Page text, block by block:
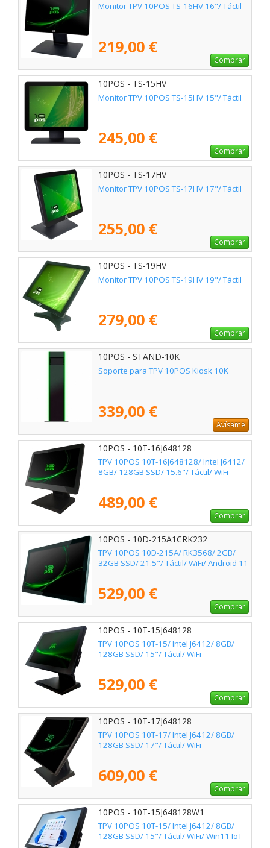
Monitor TPV 10POS TS-16HV 16"/ Táctil
219,00 €
Comprar
10POS - TS-15HV
Monitor TPV 10POS TS-15HV 15"/ Táctil
245,00 €
Comprar
10POS - TS-17HV
Monitor TPV 10POS TS-17HV 17"/ Táctil
255,00 €
Comprar
10POS - TS-19HV
Monitor TPV 10POS TS-19HV 19"/ Táctil
279,00 €
Comprar
10POS - STAND-10K
Soporte para TPV 10POS Kiosk 10K
339,00 €
Avísame
10POS - 10T-16J648128
TPV 10POS 10T-16J648128/ Intel J6412/
8GB/ 128GB SSD/ 15.6"/ Táctil/ WiFi
489,00 €
Comprar
10POS - 10D-215A1CRK232
TPV 10POS 10D-215A/ RK3568/ 2GB/
32GB SSD/ 21.5"/ Táctil/ WiFi/ Android 11
529,00 €
Comprar
10POS - 10T-15J648128
TPV 10POS 10T-15/ Intel J6412/ 8GB/
128GB SSD/ 15"/ Táctil/ WiFi
529,00 €
Comprar
10POS - 10T-17J648128
TPV 10POS 10T-17/ Intel J6412/ 8GB/
128GB SSD/ 17"/ Táctil/ WiFi
609,00 €
Comprar
10POS - 10T-15J648128W1
TPV 10POS 10T-15/ Intel J6412/ 8GB/
128GB SSD/ 15"/ Táctil/ WiFi/ Win11 IoT